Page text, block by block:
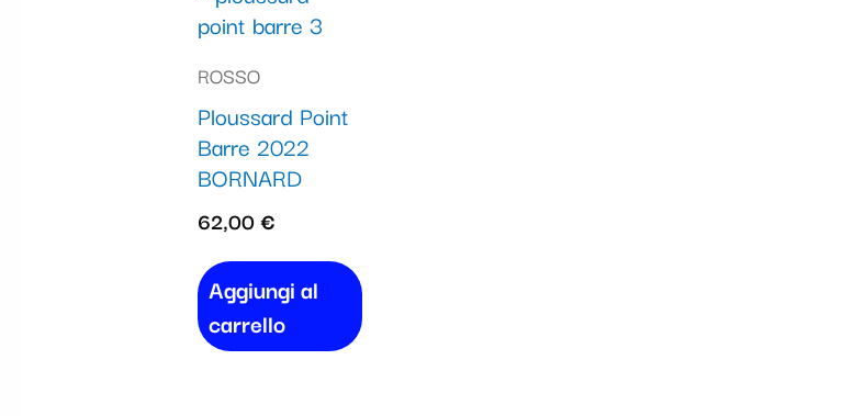
ROSSO
Ploussard Point
Barre 2022
BORNARD
62,00€
Aggiungi al
carrello